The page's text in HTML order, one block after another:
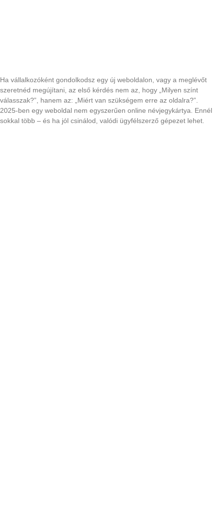
Ha vállalkozóként gondolkodsz egy új weboldalon, vagy a meglévőt
szeretnéd megújítani, az első kérdés nem az, hogy „Milyen színt
válasszak?”, hanem az: „Miért van szükségem erre az oldalra?”.
2025-ben egy weboldal nem egyszerűen online névjegykártya. Ennél
sokkal több – és ha jól csinálod, valódi ügyfélszerző gépezet lehet.